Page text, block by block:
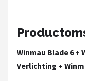
Winmau Blade 6 +
Verlichting +